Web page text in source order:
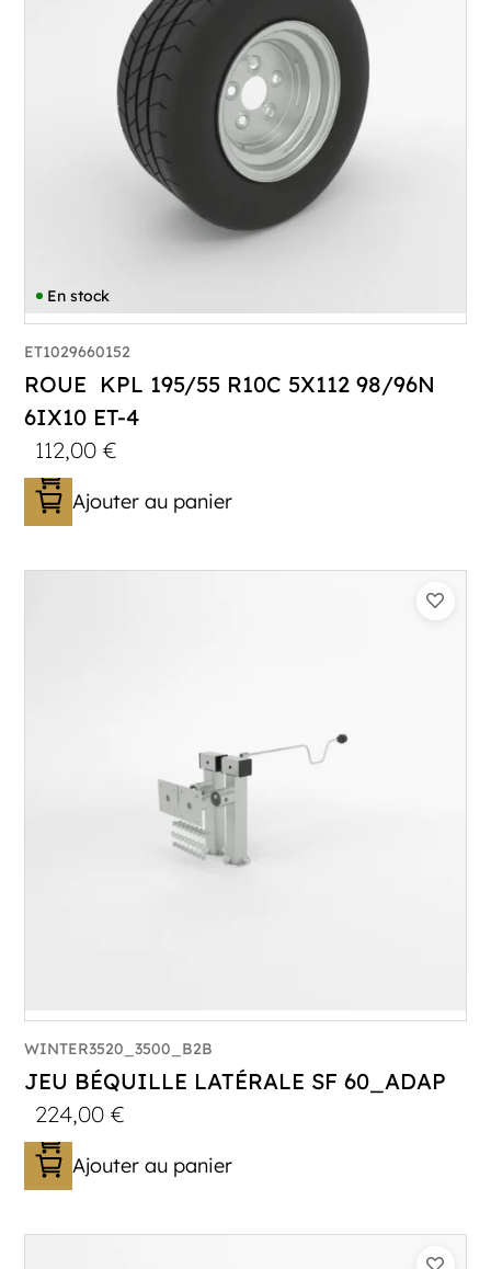
En stock
ET1029660152
ROUE KPL 195/55 R10C 5X112 98/96N
6IX10 ET-4
112,00€
Ajouter au panier
WINTER3520_3500_B2B
JEU BÉQUILLE LATÉRALE SF 60_ADAP
224,00€
Ajouter au panier